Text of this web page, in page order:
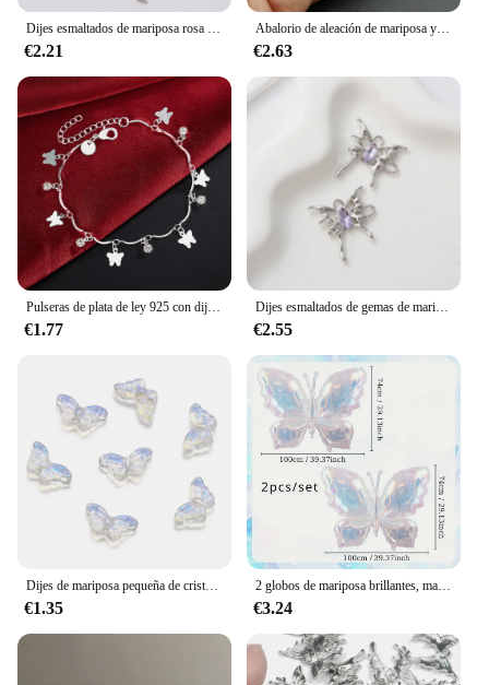
Dijes esmaltados de mariposa rosa para hacer joyas, colgantes roamáticos de estilo dulce y fresco, accesorios hechos a mano, 5 piezas
€2.21
Abalorio de aleación de mariposa y espada, colgante de diseñador para la fabricación de joyas, accesorios de joyería DIY, 5 piezas, 78x28mm, nuevo
€2.63
Pulseras de plata de ley 925 con dijes para mujer, cadena de mariposa de circón, joyería fina elegante para fiesta de boda y Navidad
€1.77
Dijes esmaltados de gemas de mariposa grande, 10 piezas, bonitos colgantes de animales para hacer accesorios de joyería hechos a mano
€2.55
Dijes de mariposa pequeña de cristal transparente, colgante de Animal para pulsera hecha a mano, collar, fabricación de joyas, 8x15mm, 30 unidades por lote
€1.35
2 globos de mariposa brillantes, mariposas gigantes blancas perladas para celebraciones navideñas
€3.24